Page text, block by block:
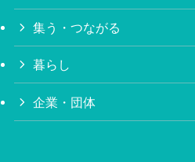
集う・つながる
暮らし
企業・団体